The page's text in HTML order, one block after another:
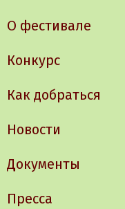
О фестивале
Конкурс
Как добраться
Новости
Документы
Пресса